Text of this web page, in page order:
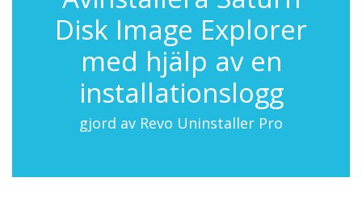
Disk Image Explorer
med hjälp av en
installationslogg
gjord av Revo Uninstaller Pro